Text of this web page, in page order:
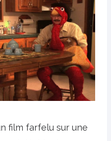
film farfelu sur une